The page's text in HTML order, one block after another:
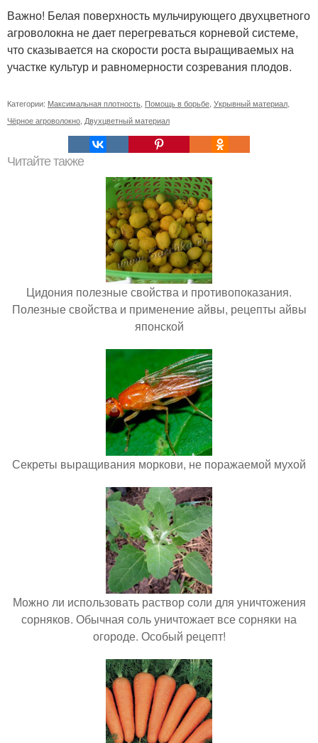
Важно! Белая поверхность мульчирующего двухцветного
агроволокна не дает перегреваться корневой системе,
что сказывается на скорости роста выращиваемых на
участке культур и равномерности созревания плодов.
Категории: Максимальная плотность Помощь в борьбе Укрывный материал
Чёрное агроволокно Двухцветный материал
Читайте также
Цидония полезные свойства и противопоказания.
Полезные свойства и применение айвы, рецепты айвы
японской
Секреты выращивания моркови, не поражаемой мухой
Можно ли использовать раствор соли для уничтожения
сорняков. Обычная соль уничтожает все сорняки на
огороде. Особый рецепт!